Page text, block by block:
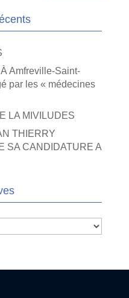
Amfreville-Saint-
par les « médecines
LA MIVILUDES
THIERRY
SA CANDIDATURE A